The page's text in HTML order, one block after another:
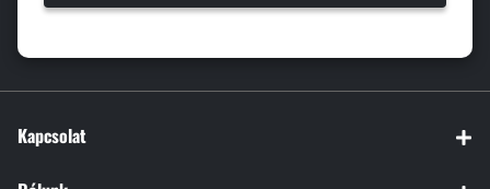
Kapcsolat